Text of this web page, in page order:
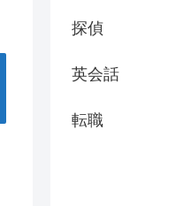
探偵
英会話
転職